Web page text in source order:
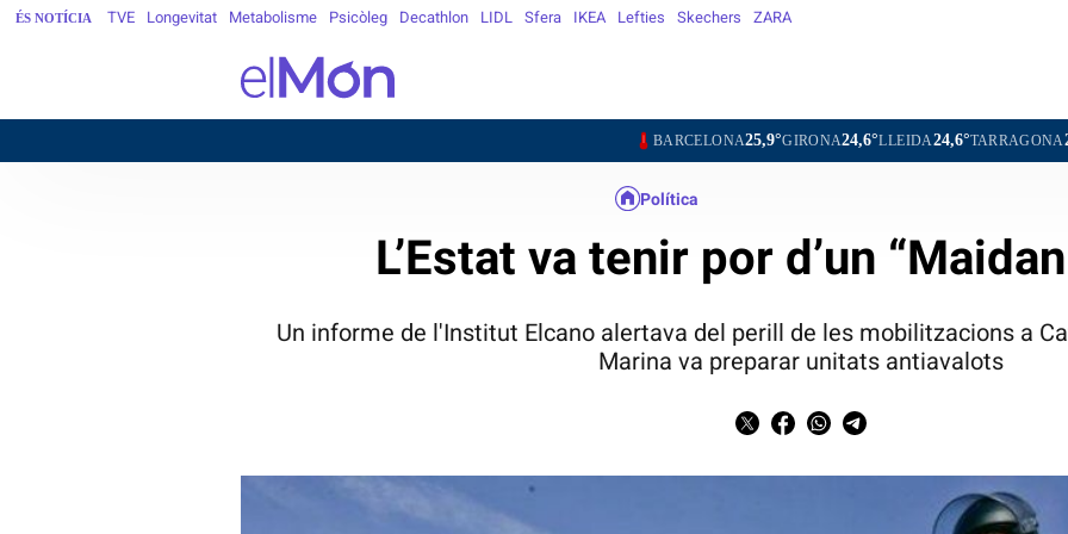
ÉS NOTÍCIA TVE Longevitat Metabolisme Psicòleg Decathlon LIDL Sfera IKEA Lefties Skechers ZARA
25,9°GIRONA24,6°LLEIDA24,6°TARRAGONA26,3°TORTOSA
Política
L’Estat va tenir por d’un
Un informe de l'Institut Elcano alertava del perill de les mobilitzacions a
Marina va preparar unitats antiavalots